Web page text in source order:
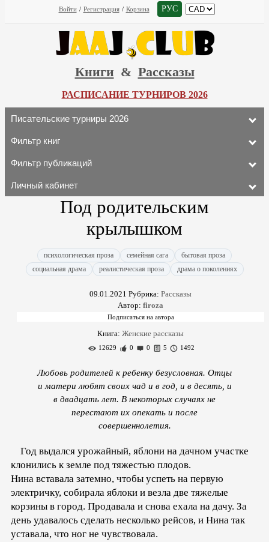
Войти / Регистрация / Корзина РУС
Книги & Рассказы
РАСПИСАНИЕ ТУРНИРОВ 2026
Писательские турниры 2026
Фильтр книг
Фильтр публикаций
Личный кабинет
Под родительским
крылышком
психологическая проза семейная сага
бытовая проза
социальная драма
реалистическая проза драма о поколениях
09.01.2021 Рубрика: Рассказы
Автор: firoza
Книга: Женские рассказы
12629 0 0 5 1492
Любовь родителей к ребенку безусловная. Отцы
и матери любят своих чад и в год, и в десять, и
в двадцать лет. В некоторых случаях не
перестают их опекать и после
совершеннолетия.
Год выдался урожайный, яблони на дачном участке
клонились к земле под тяжестью плодов.
Нина вставала затемно, чтобы успеть на первую
электричку, собирала яблоки и везла две тяжелые
корзины в город. Продавала и снова ехала на дачу. За
день удавалось сделать несколько рейсов, и Нина так
уставала, что ног не чувствовала.